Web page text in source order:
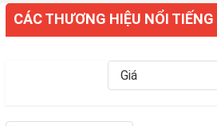
CÁC THƯƠNG HIỆU NỔI TIẾNG
Giá